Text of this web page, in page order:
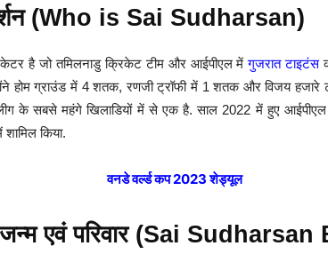
(Who is Sai Sudharsan)
है जो तमिलनाडु क्रिकेट टीम और आईपीएल मेंगुजरात टाइटंस
होम ग्राउंड में 4 शतक, रणजी ट्रॉफी में 1 शतक और विजय
लीग के सबसे महंगे खिलाडियों में से एक है. साल 2022 में हुए
किया.
वनडे वर्ल्ड कप 2023 शेड्यूल
जन्म एवं परिवार (Sai